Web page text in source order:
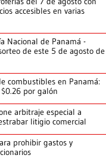
accesibles en varias
Nacional de Panamá -
de este 5 de agosto de
combustibles en Panamá:
por galón
arbitraje especial a
litigio comercial
prohibir gastos y